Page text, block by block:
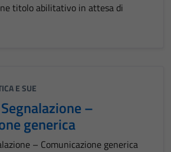
titolo abilitativo in attesa di
E SUE
–
generica
– Comunicazione generica
Questi cookie
sono necessari
per il